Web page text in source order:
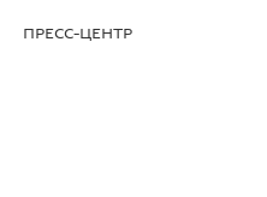
ПРЕСС-ЦЕНТР